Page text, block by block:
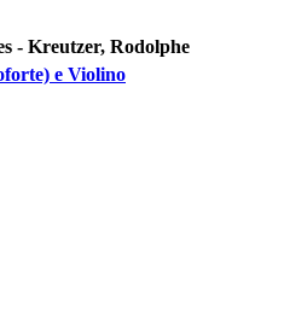
- Kreutzer, Rodolphe
e Violino